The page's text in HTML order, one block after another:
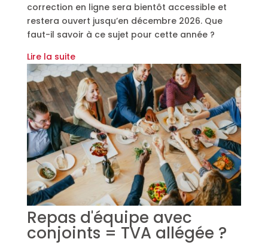
correction en ligne sera bientôt accessible et
restera ouvert jusqu’en décembre 2026. Que
faut-il savoir à ce sujet pour cette année ?
Lire la suite
Repas d'équipe avec
conjoints = TVA allégée ?